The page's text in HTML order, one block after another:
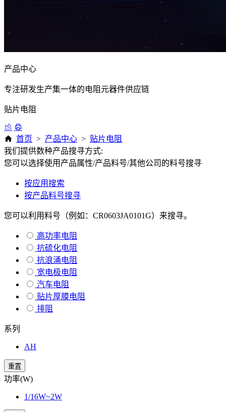
产品中心
专注研发生产集一体的电阻元器件供应链
贴片电阻
首页 > 产品中心 > 贴片电阻
我们提供数种产品搜寻方式:
您可以选择使用产品属性/产品料号/其他公司的料号搜寻
按应用搜索
按产品料号搜寻
您可以利用料号（例如：CR0603JA0101G）来搜寻。
高功率电阻
抗硫化电阻
抗浪涌电阻
宽电极电阻
汽车电阻
贴片厚膜电阻
排阻
系列
AH
重置
功率(W)
1/16W~2W